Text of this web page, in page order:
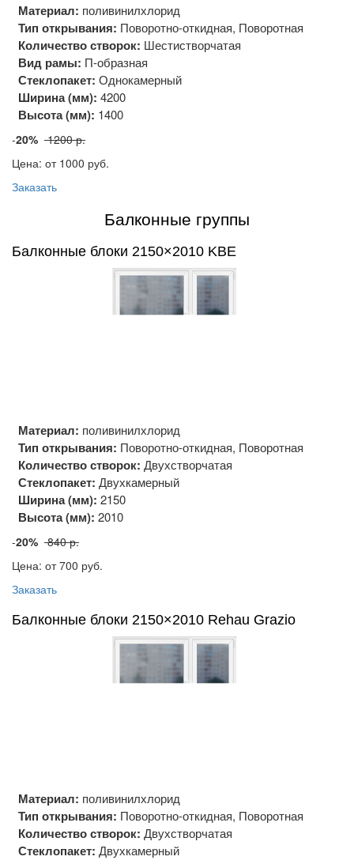
Материал: поливинилхлорид
Тип открывания: Поворотно-откидная, Поворотная
Количество створок: Шестистворчатая
Вид рамы: П-образная
Стеклопакет: Однокамерный
Ширина (мм): 4200
Высота (мм): 1400
-20% 1200 р.
Цена: от 1000 руб.
Заказать
Балконные группы
Балконные блоки 2150×2010 KBE
Материал: поливинилхлорид
Тип открывания: Поворотно-откидная, Поворотная
Количество створок: Двухстворчатая
Стеклопакет: Двухкамерный
Ширина (мм): 2150
Высота (мм): 2010
-20% 840 р.
Цена: от 700 руб.
Заказать
Балконные блоки 2150×2010 Rehau Grazio
Материал: поливинилхлорид
Тип открывания: Поворотно-откидная, Поворотная
Количество створок: Двухстворчатая
Стеклопакет: Двухкамерный